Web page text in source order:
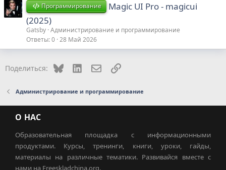
Программирование
Magic UI Pro - magicui
(2025)
Gatsby Администрирование и программирование
Ответы 0 28 Май 2026
Поделиться: Bluesky LinkedInЭлектронная почта
Ссылка
Администрирование и программирование
О НАС
Образовательная площадка с информационными
продуктами. Курсы, тренинги, книги, уроки, гайды,
материалы на различные тематики. Развивайся вместе с
нами на Freeskladchina.org.